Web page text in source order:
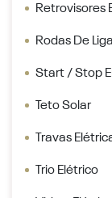
Retrovisores
Rodas De
Start / Stop
Teto Solar
Travas
Trio Elétrico